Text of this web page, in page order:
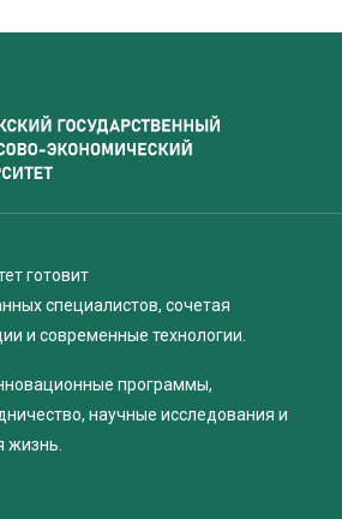
готовит
специалистов, сочетая
и современные технологии.
программы,
научные исследования и
жизнь.